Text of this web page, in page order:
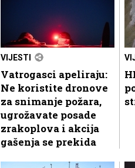
VIJESTI
Vatrogasci apeliraju:
Ne koristite dronove
za snimanje požara,
ugrožavate posade
zrakoplova i akcija
gašenja se prekida